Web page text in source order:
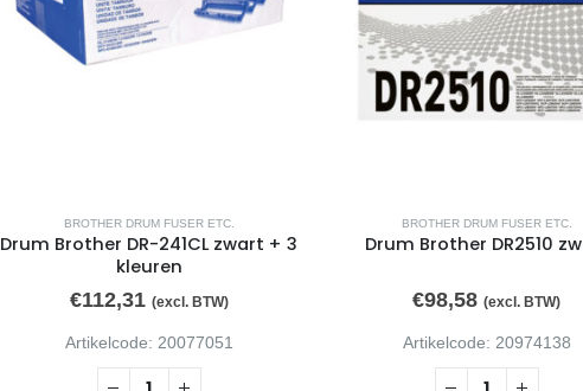
BROTHER DRUM FUSER ETC.
Drum Brother DR-241CL zwart + 3
kleuren
€112,31 (excl. BTW)
Artikelcode: 20077051
BROTHER DRUM FUSER ETC.
Drum Brother DR2510
€98,58 (excl. BTW)
Artikelcode: 20974138